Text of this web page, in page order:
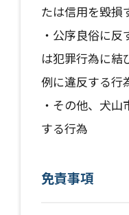
たは信用を毀損
・公序良俗に反
は犯罪行為に結
例に違反する行
・その他、犬
する行為
免責事項